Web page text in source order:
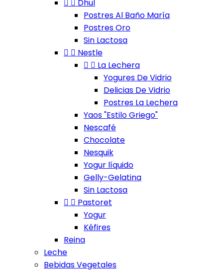
  Dhul
Postres Al Baño María
Postres Oro
Sin Lactosa
  Nestle
  La Lechera
Yogures De Vidrio
Delicias De Vidrio
Postres La Lechera
Yaos "Estilo Griego"
Nescafé
Chocolate
Nesquik
Yogur líquido
Gelly-Gelatina
Sin Lactosa
  Pastoret
Yogur
Kéfires
Reina
Leche
Bebidas Vegetales